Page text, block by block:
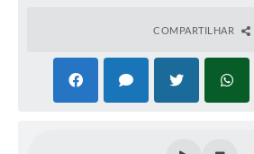
COMPARTILHAR